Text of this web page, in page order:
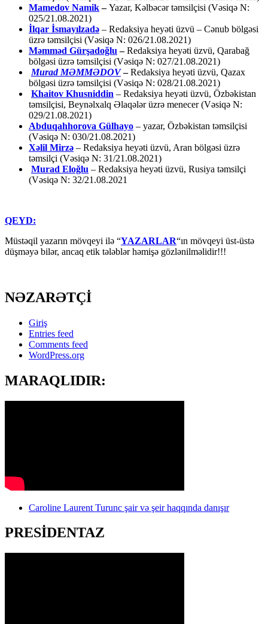
Mamedov Namik–Yazar, Kəlbəcər təmsilçisi (Vəsiqə N:
025/21.08.2021)
İlqar İsmayılzadə – Redaksiya heyəti üzvü – Cənub bölgəsi
üzrə təmsilçisi (Vəsiqə N: 026/21.08.2021)
Məmməd Gürşadoğlu –Redaksiya heyəti üzvü, Qarabağ
bölgəsi üzrə təmsilçisi (Vəsiqə N: 027/21.08.2021)
Murad MƏMMƏDOV –Redaksiya heyəti üzvü, Qazax
bölgəsi üzrə təmsilçisi (Vəsiqə N: 028/21.08.2021)
Khaitov Khusniddin – Redaksiya heyəti üzvü, Özbəkistan
təmsilçisi, Beynəlxalq Əlaqələr üzrə menecer (Vəsiqə N:
029/21.08.2021)
Abduqahhorova Gülhayo – yazar, Özbəkistan təmsilçisi
(Vəsiqə N: 030/21.08.2021)
Xəlil Mirzə – Redaksiya heyəti üzvü, Aran bölgəsi üzrə
təmsilçi (Vəsiqə N: 31/21.08.2021)
Murad Eloğlu – Redaksiya heyəti üzvü, Rusiya təmsilçi
(Vəsiqə N: 32/21.08.2021
QEYD:
Müstəqil yazarın mövqeyi ilə “YAZARLAR“ın mövqeyi üst-üstə
düşməyə bilər, ancaq etik tələblər həmişə gözlənilməlidir!!!
NƏZARƏTÇİ
Giriş
Entries feed
Comments feed
WordPress.org
MARAQLIDIR:
Caroline Laurent Turunc şair və şeir haqqında danışır
PRESİDENTAZ